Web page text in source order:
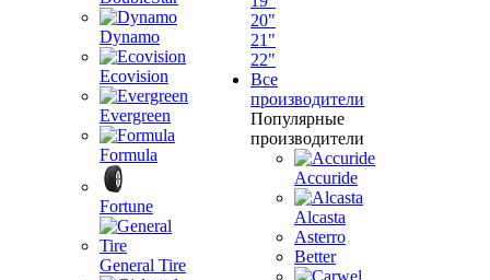
Dynamo
Ecovision
Evergreen
Formula
Fortune
General Tire
20"
21"
22"
Все
производители
Популярные
производители
Accuride
Alcasta
Asterro
Better